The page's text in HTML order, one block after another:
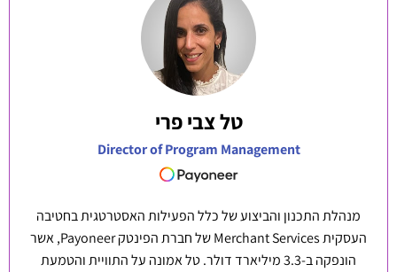
טל צבי פרי
Director of Program Management
מנהלת התכנון והביצוע של כלל הפעילות האסטרטגית בחטיבה
העסקית Merchant Services של חברת הפינטק Payoneer, אשר
הונפקה ב-3.3 מיליארד דולר. טל אמונה על התוויית והטמעת